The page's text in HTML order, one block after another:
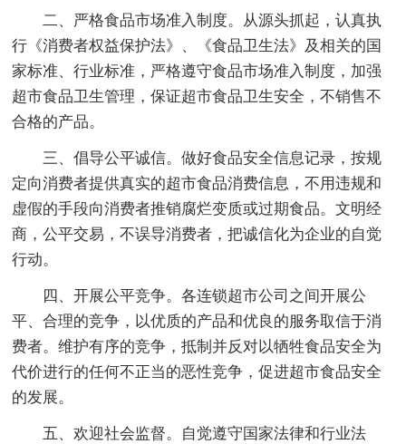
二、严格食品市场准入制度。从源头抓起，认真执
行《消费者权益保护法》、《食品卫生法》及相关的国
家标准、行业标准，严格遵守食品市场准入制度，加强
超市食品卫生管理，保证超市食品卫生安全，不销售不
合格的产品。
三、倡导公平诚信。做好食品安全信息记录，按规
定向消费者提供真实的超市食品消费信息，不用违规和
虚假的手段向消费者推销腐烂变质或过期食品。文明经
商，公平交易，不误导消费者，把诚信化为企业的自觉
行动。
四、开展公平竞争。各连锁超市公司之间开展公
平、合理的竞争，以优质的产品和优良的服务取信于消
费者。维护有序的竞争，抵制并反对以牺牲食品安全为
代价进行的任何不正当的恶性竞争，促进超市食品安全
的发展。
五、欢迎社会监督。自觉遵守国家法律和行业法